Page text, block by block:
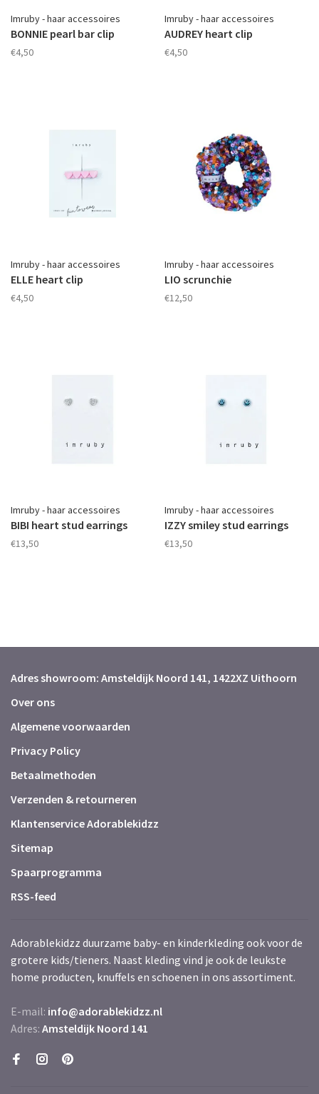
Imruby - haar accessoires
BONNIE pearl bar clip
€4,50
Imruby - haar accessoires
AUDREY heart clip
€4,50
Imruby - haar accessoires
ELLE heart clip
€4,50
Imruby - haar accessoires
LIO scrunchie
€12,50
Imruby - haar accessoires
BIBI heart stud earrings
€13,50
Imruby - haar accessoires
IZZY smiley stud earrings
€13,50
Adres showroom: Amsteldijk Noord 141, 1422XZ Uithoorn
Over ons
Algemene voorwaarden
Privacy Policy
Betaalmethoden
Verzenden & retourneren
Klantenservice Adorablekidzz
Sitemap
Spaarprogramma
RSS-feed
Adorablekidzz duurzame baby- en kinderkleding ook voor de
grotere kids/tieners. Naast kleding vind je ook de leukste
home producten, knuffels en schoenen in ons assortiment.
E-mail: info@adorablekidzz.nl
Adres: Amsteldijk Noord 141